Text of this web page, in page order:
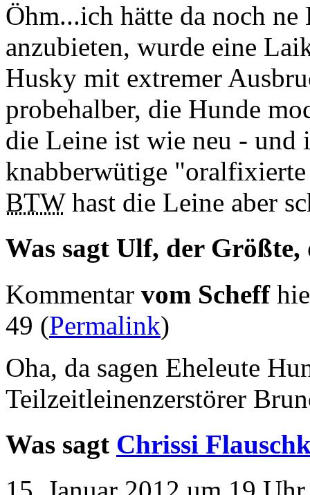
Öhm...ich hätte da noch
anzubieten, wurde eine
Husky mit extremer
probehalber, die Hunde
die Leine ist wie neu - und
knabberwütige
BTWhast die Leine aber
Was sagt Ulf, der Größte,
Kommentar vom Scheff
49 (Permalink)
Oha, da sagen Eheleute
Teilzeitleinenzerstörer
Was sagt Chrissi